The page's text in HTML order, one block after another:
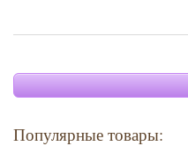
Популярные товары: